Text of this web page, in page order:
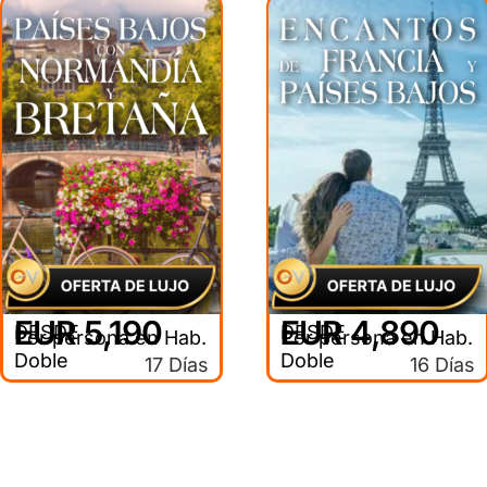
DESDE
EUR 5,190
Por persona en Hab.
Doble
17 Días
DESDE
EUR 4,890
Por persona en Hab.
Doble
16 Días